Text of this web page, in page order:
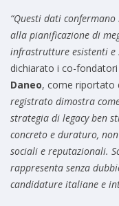
“Questi dati
alla pianificazione di
infrastrutture esistenti
dichiarato i co-fondatori
Daneo, come riportato
registrato dimostra
strategia di legacy ben
concreto e duraturo,
sociali e reputazionali.
rappresenta senza
candidature italiane e